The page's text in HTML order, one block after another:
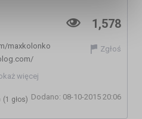
1,578
Zgłoś
maxkolonko
więcej
Dodano: 08-10-2015 20:06
(1 głos)